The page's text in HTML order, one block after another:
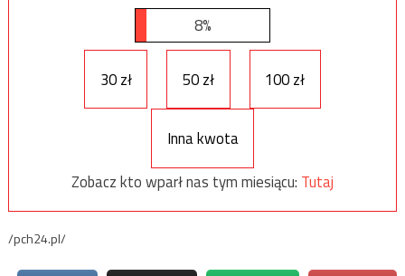
8%
30 zł 50 zł 100 zł
Inna kwota
Zobacz kto wparł nas tym miesiącu: Tutaj
/pch24.pl/